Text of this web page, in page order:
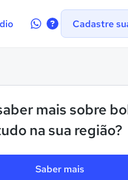
Contate-Cadastre
mais sobre
na sua região?
Saber mais